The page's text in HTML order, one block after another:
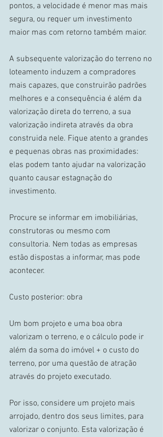
pontos, a velocidade é menor mas mais
segura, ou requer um investimento
maior mas com retorno também maior.
A subsequente valorização do terreno no
loteamento induzem a compradores
mais capazes, que construirão padrões
melhores e a consequência é além da
valorização direta do terreno, a sua
valorização indireta através da obra
construida nele. Fique atento a grandes
e pequenas obras nas proximidades:
elas podem tanto ajudar na valorização
quanto causar estagnação do
investimento.
Procure se informar em imobiliárias,
construtoras ou mesmo com
consultoria. Nem todas as empresas
estão dispostas a informar, mas pode
acontecer.
Custo posterior: obra
Um bom projeto e uma boa obra
valorizam o terreno, e o cálculo pode ir
além da soma do imóvel + o custo do
terreno, por uma questão de atração
através do projeto executado.
Por isso, considere um projeto mais
arrojado, dentro dos seus limites, para
valorizar o conjunto. Esta valorização é